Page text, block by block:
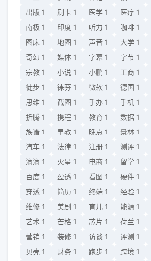
出版 1 刷卡 1 医学 1 医疗 1
南极 1 印度 1 听力 1 咖啡 1
图床 1 地图 1 声音 1 大学 1
奇幻 1 媒体 1 字幕 1 字节 1
宗教 1 小说 1 小鹏 1 工商 1
徒步 1 徕芬 1 微软 1 德国 1
思维 1 截图 1 手办 1 手机 1
折腾 1 携程 1 教育 1 数据 1
族谱 1 早教 1 晚点 1 景林 1
汽车 1 法律 1 注册 1 测评 1
滴滴 1 火星 1 电商 1 留学 1
百度 1 盈透 1 看图 1 硬件 1
穿透 1 简历 1 终端 1 经验 1
维修 1 美剧 1 育儿 1 能源 1
艺术 1 芒格 1 芯片 1 荷兰 1
营销 1 装修 1 访谈 1 评测 1
贝壳 1 财务 1 跑步 1 跨境 1